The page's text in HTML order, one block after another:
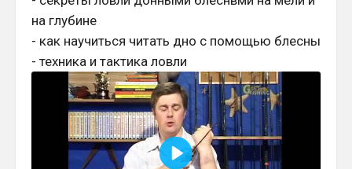
на глубине
- как научиться читать дно с помощью блесны
- техника и тактика ловли